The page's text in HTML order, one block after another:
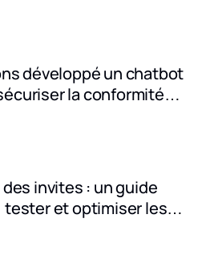
développé un chatbot
la conformité
invites : un guide
tester et optimiser les